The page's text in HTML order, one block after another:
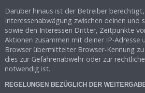
Darüber hinaus ist der Betreiber
Interessenabwägung zwischen deinen und
sowie den Interessen Dritter, Zeitpunkte
Aktionen zusammen mit deiner IP-Adresse
Browser übermittelter Browser-Kennung
dies zur Gefahrenabwehr oder zur
notwendig ist.
REGELUNGEN BEZÜGLICH DER